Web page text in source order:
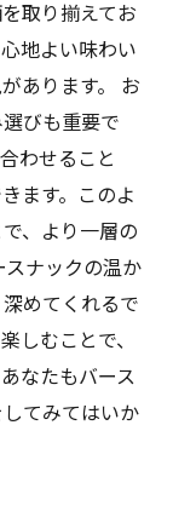
取り揃えてお
地よい味わい
あります。 お
びも重要で
わせること
ます。このよ
、より一層の
スナックの温か
めてくれるで
しむことで、
なたもバース
てみてはいか